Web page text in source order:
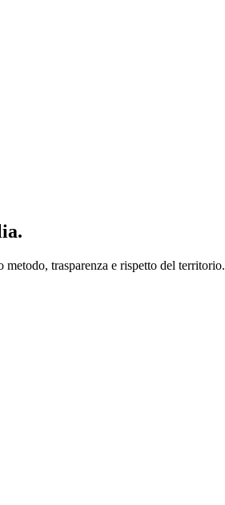
trasparenza e rispetto del territorio.